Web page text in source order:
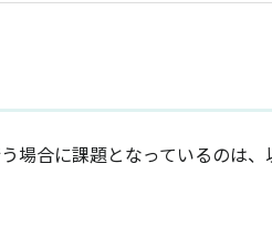
場合に課題となっているのは、